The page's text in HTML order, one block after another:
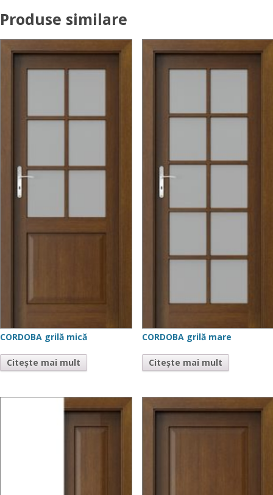
Produse similare
CORDOBA grilă mică
Citește mai mult
CORDOBA grilă mare
Citește mai mult